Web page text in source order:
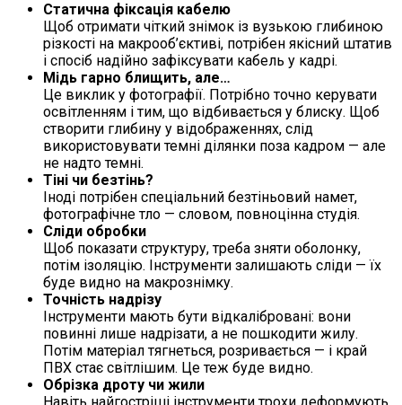
Статична фіксація кабелю
Щоб отримати чіткий знімок із вузькою глибиною
різкості на макрооб’єктиві, потрібен якісний штатив
і спосіб надійно зафіксувати кабель у кадрі.
Мідь гарно блищить, але…
Це виклик у фотографії. Потрібно точно керувати
освітленням і тим, що відбивається у блиску. Щоб
створити глибину у відображеннях, слід
використовувати темні ділянки поза кадром — але
не надто темні.
Тіні чи безтінь?
Іноді потрібен спеціальний безтіньовий намет,
фотографічне тло — словом, повноцінна студія.
Сліди обробки
Щоб показати структуру, треба зняти оболонку,
потім ізоляцію. Інструменти залишають сліди — їх
буде видно на макрознімку.
Точність надрізу
Інструменти мають бути відкалібровані: вони
повинні лише надрізати, а не пошкодити жилу.
Потім матеріал тягнеться, розривається — і край
ПВХ стає світлішим. Це теж буде видно.
Обрізка дроту чи жили